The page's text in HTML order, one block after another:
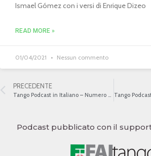
Ismael Gómez con i versi di Enrique Dizeo
READ MORE »
01/04/2021 Nessun commento
PRECEDENTE
Podcast pubblicato con il